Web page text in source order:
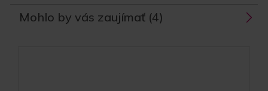
Mohlo by vás zaujímať (4)